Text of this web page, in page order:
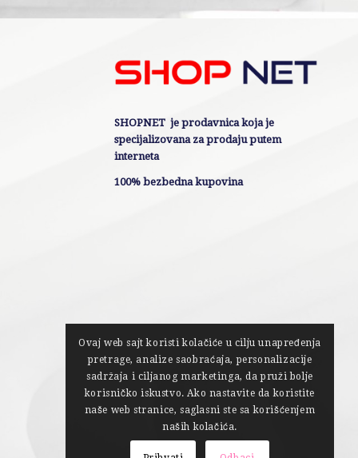
SHOPNET je prodavnica koja je
specijalizovana za prodaju putem
interneta
100% bezbedna kupovina
Ovaj web sajt koristi kolačiće u cilju unapređenja
pretrage, analize saobraćaja, personalizacije
sadržaja i ciljanog marketinga, da pruži bolje
korisničko iskustvo. Ako nastavite da koristite
naše web stranice, saglasni ste sa korišćenjem
naših kolačića.